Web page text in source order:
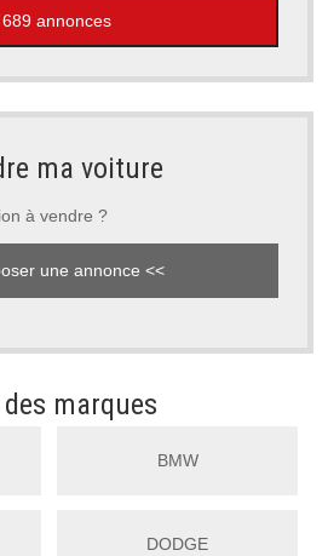
ma voiture
à vendre ?
une annonce <<
des marques
BMW
DODGE